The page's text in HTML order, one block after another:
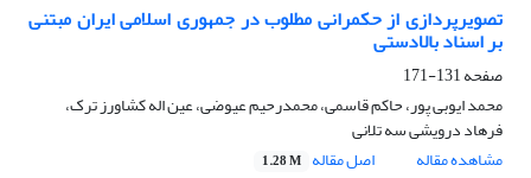
تصویرپردازی از حکمرانی مطلوب در جمهوری اسلامی ایران مبتنی
بر اسناد بالادستی
صفحه131-171
محمد ایوبی پور، حاکم قاسمی، محمدرحیم عیوضی، عین اله کشاورز ترک،
فرهاد درویشی سه تلانی
مشاهده مقاله
اصل مقاله 1.28 M